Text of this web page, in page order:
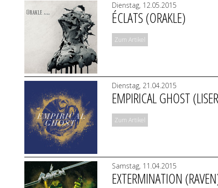
Dienstag, 12.05.2015
ÉCLATS (ORAKLE)
Zum Artikel
Dienstag, 21.04.2015
EMPIRICAL GHOST
Zum Artikel
Samstag, 11.04.2015
EXTERMINATION